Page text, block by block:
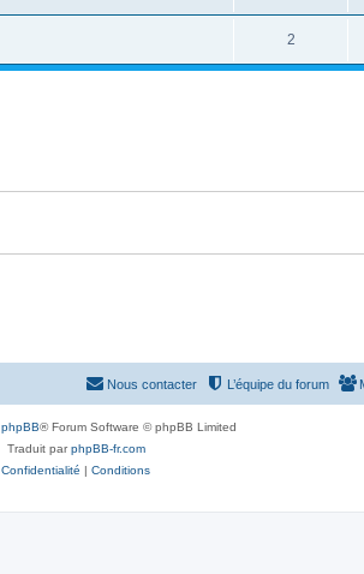
2
L’équipe du forum
Nous contacter
phpBB® Forum Software © phpBB Limited
Traduit parphpBB-fr.com
Confidentialité | Conditions